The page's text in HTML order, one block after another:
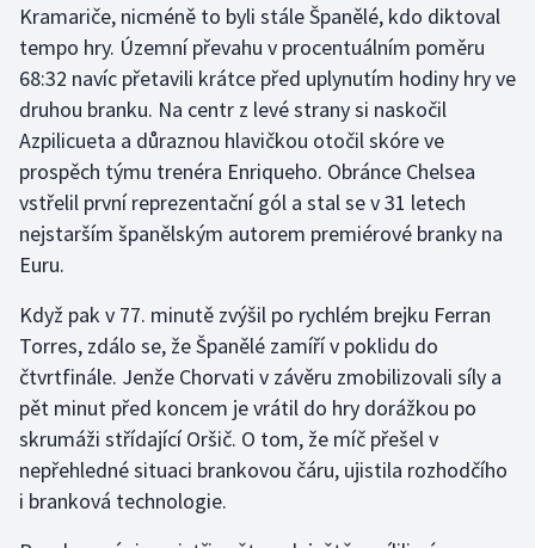
Kramariče, nicméně to byli stále Španělé, kdo diktoval
tempo hry. Územní převahu v procentuálním poměru
68:32 navíc přetavili krátce před uplynutím hodiny hry ve
druhou branku. Na centr z levé strany si naskočil
Azpilicueta a důraznou hlavičkou otočil skóre ve
prospěch týmu trenéra Enriqueho. Obránce Chelsea
vstřelil první reprezentační gól a stal se v 31 letech
nejstarším španělským autorem premiérové branky na
Euru.
Když pak v 77. minutě zvýšil po rychlém brejku Ferran
Torres, zdálo se, že Španělé zamíří v poklidu do
čtvrtfinále. Jenže Chorvati v závěru zmobilizovali síly a
pět minut před koncem je vrátil do hry dorážkou po
skrumáži střídající Oršič. O tom, že míč přešel v
nepřehledné situaci brankovou čáru, ujistila rozhodčího
i branková technologie.